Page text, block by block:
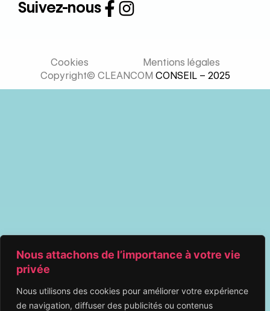
Nous attachons de l’importance à votre vie
privée
Nous utilisons des cookies pour améliorer votre expérience
de navigation, diffuser des publicités ou contenus
Suivez-nous
Cookies
Mentions légales
Copyright© CLEANCOM CONSEIL – 2025